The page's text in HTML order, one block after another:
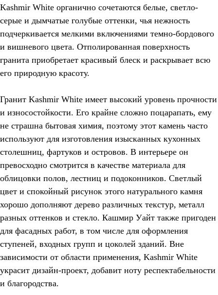
Kashmir White органично сочетаются белые, светло-
серые и дымчатые голубые оттенки, чья нежность
подчеркивается мелкими включениями темно-бордового
и вишневого цвета. Отполированная поверхность
гранита приобретает красивый блеск и раскрывает всю
его природную красоту.
Гранит Kashmir White имеет высокий уровень прочности
и износостойкости. Его крайне сложно поцарапать, ему
не страшна бытовая химия, поэтому этот камень часто
используют для изготовления изысканных кухонных
столешниц, фартуков и островов. В интерьере он
превосходно смотрится в качестве материала для
облицовки полов, лестниц и подоконников. Светлый
цвет и спокойный рисунок этого натурального камня
хорошо дополняют дерево различных текстур, металл
разных оттенков и стекло. Кашмир Уайт также пригоден
для фасадных работ, в том числе для оформления
ступеней, входных групп и цоколей зданий. Вне
зависимости от области применения, Kashmir White
украсит дизайн-проект, добавит ноту респектабельности
и благородства.